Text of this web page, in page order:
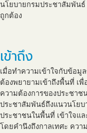
นโยบายกรมประชาสัมพัน
ถูกต้อง
เข้าถึง
เมื่อทำความเข้าใจกับข้อมู
ต้องพยายามเข้าถึงพื้นที่ เ
ความต้องการของประชาช
ประชาสัมพันธ์ถึงแนวนโยบ
ประชาชนในพื้นที่ เข้าใจแ
โดยคำนึงถึงกาลเทศะ คว